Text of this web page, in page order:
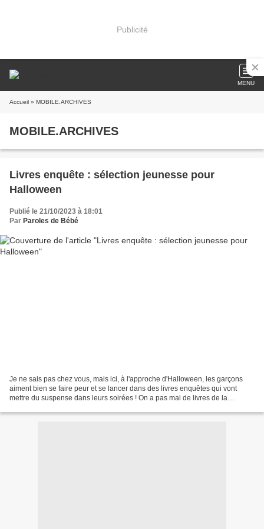
Publicité
MENU
Accueil » MOBILE.ARCHIVES
MOBILE.ARCHIVES
Livres enquête : sélection jeunesse pour
Halloween
Publié le 21/10/2023 à 18:01
Par Paroles de Bébé
Je ne sais pas chez vous, mais ici, à l'approche d'Halloween, les garçons
aiment bien se faire peur et se lancer dans des livres enquêtes qui vont
mettre du suspense dans leurs soirées ! On a pas mal de livres de la